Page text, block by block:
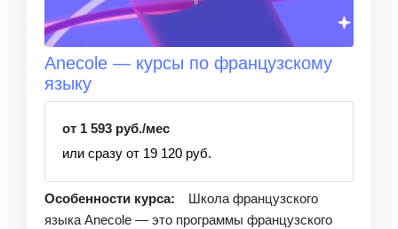
Anecole — курсы по французскому
языку
от 1 593 руб./мес
или сразу от 19 120 руб.
Особенности курса:
Школа французского
языка Anecole — это программы французского